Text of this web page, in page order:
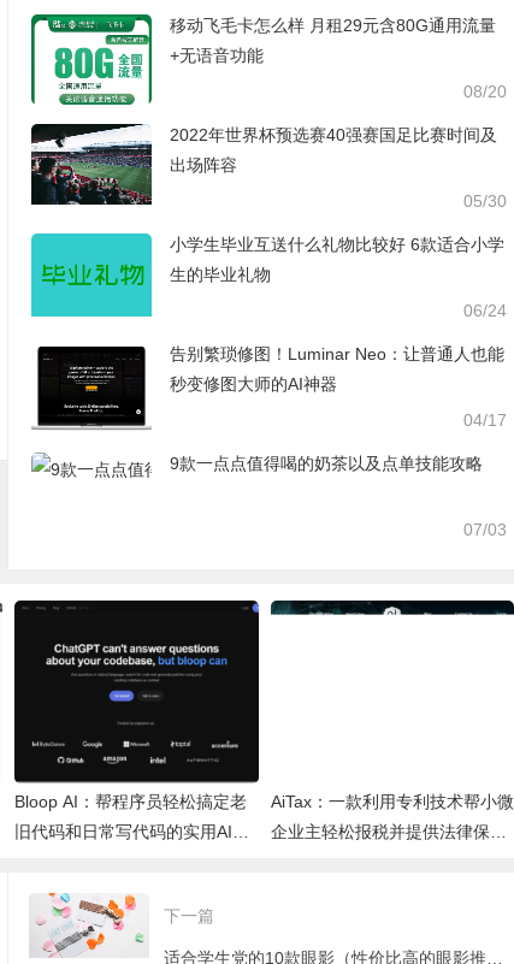
移动飞毛卡怎么样 月租29元含80G通用流量
+无语音功能
08/20
2022年世界杯预选赛40强赛国足比赛时间及
出场阵容
05/30
小学生毕业互送什么礼物比较好 6款适合小学
生的毕业礼物
06/24
告别繁琐修图！Luminar Neo：让普通人也能
秒变修图大师的AI神器
04/17
9款一点点值得喝的奶茶以及点单技能攻略
07/03
Bloop AI：帮程序员轻松搞定老
旧代码和日常写代码的实用AI小
AiTax：一款利用专利技术帮小微
企业主轻松报税并提供法律保障
下一篇